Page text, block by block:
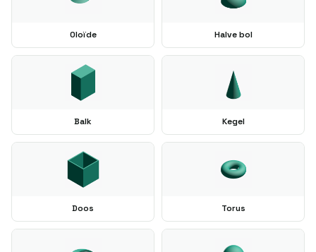
Oloïde Halve bol
Balk Kegel
Doos Torus